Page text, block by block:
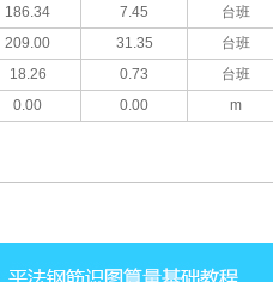
186.34 7.45
台班
209.00 31.35
台班
18.26 0.73
台班
0.00 0.00 m